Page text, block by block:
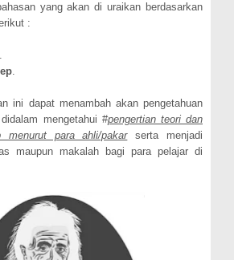
yang akan di uraikan berdasarkan
:
.
.
ini dapat menambah akan pengetahuan
mengetahui #pengertian teori dan
menurut para ahli/pakarserta menjadi
maupun makalah bagi para pelajar di